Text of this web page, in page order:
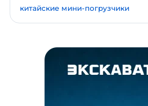
китайские мини-погрузчики